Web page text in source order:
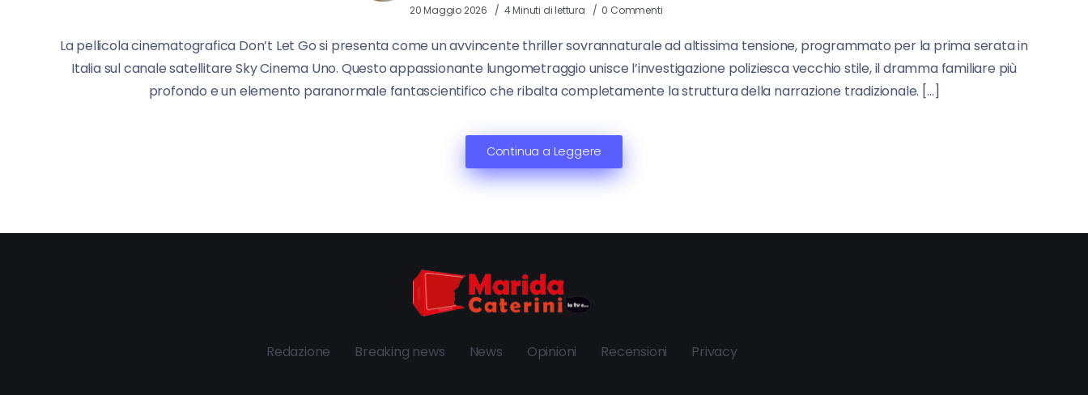
20 Maggio 2026 4 Minuti di lettura 0 Commenti
La pellicola cinematografica Don’t Let Go si presenta come un avvincente thriller sovrannaturale ad altissima tensione, programmato per la prima serata in
Italia sul canale satellitare Sky Cinema Uno. Questo appassionante lungometraggio unisce l’investigazione poliziesca vecchio stile, il dramma familiare più
profondo e un elemento paranormale fantascientifico che ribalta completamente la struttura della narrazione tradizionale. […]
Continua a Leggere
Redazione Breaking news News Opinioni Recensioni Privacy